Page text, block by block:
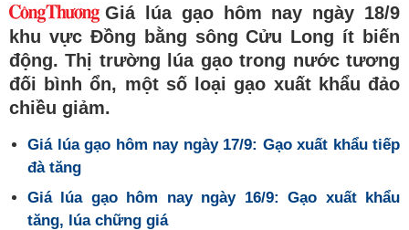
Giá lúa gạo hôm nay ngày 18/9
khu vực Đồng bằng sông Cửu Long ít biến
động. Thị trường lúa gạo trong nước tương
đối bình ổn, một số loại gạo xuất khẩu đảo
chiều giảm.
Giá lúa gạo hôm nay ngày 17/9: Gạo xuất khẩu tiếp
đà tăng
Giá lúa gạo hôm nay ngày 16/9: Gạo xuất khẩu
tăng, lúa chững giá